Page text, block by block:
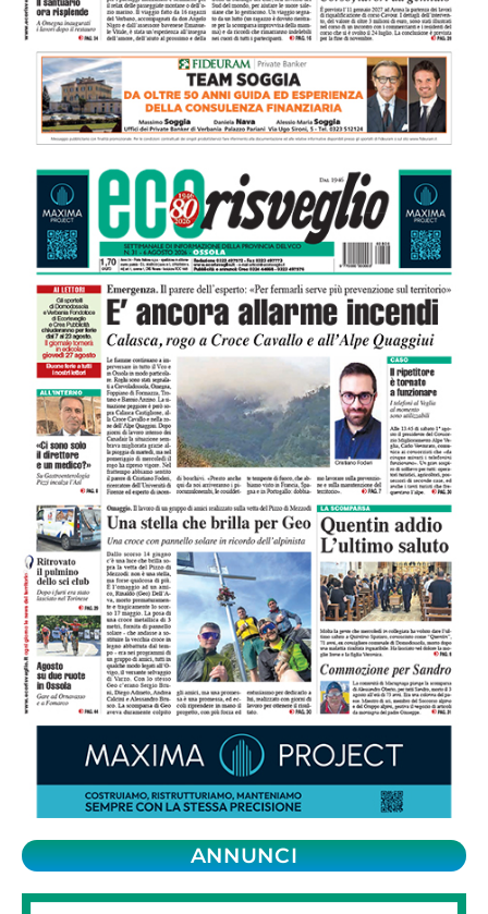
ANNUNCI